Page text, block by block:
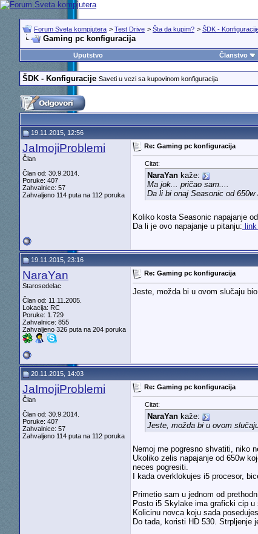
Forum Sveta kompjutera > Test Drive > Šta da kupim? > ŠDK -
Gaming pc konfiguracija
Uputstvo
Članstvo
ŠDK - Konfiguracije Saveti u vezi sa kupovinom konfiguracija
19.11.2015, 12:56
JaImojiProblemi
Član
Član od: 30.9.2014.
Poruke: 407
Zahvalnice: 57
Zahvaljeno 114 puta na 112 poruka
Re: Gaming pc konfiguracija
Citat:
NaraYankaže:
Ma jok... pričao sam....
Da li bi onaj Seasonic od
Koliko kosta Seasonic napajanje
Da li je ovo napajanje u pitanju: link
19.11.2015, 23:16
NaraYan
Starosedelac
Član od: 11.11.2005.
Lokacija: RC
Poruke: 1.729
Zahvalnice: 855
Zahvaljeno 326 puta na 204 poruka
Re: Gaming pc konfiguracija
Jeste, možda bi u ovom slučaju
20.11.2015, 14:03
JaImojiProblemi
Član
Član od: 30.9.2014.
Poruke: 407
Zahvalnice: 57
Zahvaljeno 114 puta na 112 poruka
Re: Gaming pc konfiguracija
Citat:
NaraYankaže:
Jeste, možda bi u ovom
Nemoj me pogresno shvatiti, niko
Ukoliko zelis napajanje od 650w
neces pogresiti.
I kada overklokujes i5 procesor,
Primetio sam u jednom od
Posto i5 Skylake ima graficki cip
Kolicinu novca koju sada
Do tada, koristi HD 530. Strpljenje